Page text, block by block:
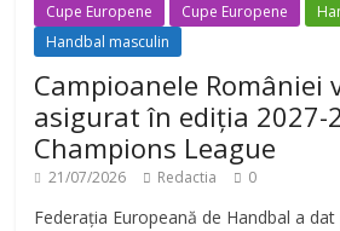
Cupe Europene Cupe Europene
Handbal masculin
Campioanele României
asigurat în ediția 2027-
Champions League
21/07/2026 Redactia 0
Federația Europeană de Handbal a